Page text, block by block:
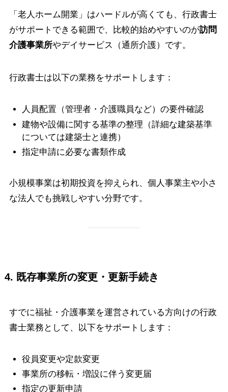
「老人ホーム開業」はハードルが高くても、行政書士
がサポートできる範囲で、比較的始めやすいのが訪問
介護事業所やデイサービス（通所介護）です。
行政書士は以下の業務をサポートします：
人員配置（管理者・介護職員など）の要件確認
建物や設備に関する基準の整理（詳細な建築基準
については建築士と連携）
指定申請に必要な書類作成
小規模事業は初期投資を抑えられ、個人事業主や小さ
な法人でも挑戦しやすい分野です。
4. 既存事業所の変更・更新手続き
すでに福祉・介護事業を運営されている方向けの行政
書士業務として、以下をサポートします：
役員変更や定款変更
事業所の移転・増設に伴う変更届
指定の更新申請